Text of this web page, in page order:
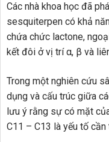
Các nhà khoa học đã
sesquiterpen có khả
chứa chức lactone,
kết đôi ở vị trí α, β và
Trong một nghiên cứu
dụng và cấu trúc giữa
lưu ý rằng sự có mặt
C11 – C13 là yếu tố